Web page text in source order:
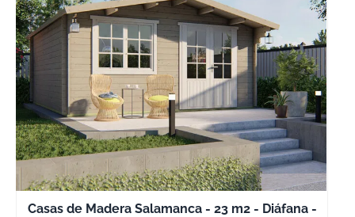
ambiente en las
que disfrutar de
la naturaleza y
del aire libre
todas las
comodidades
de cualquier
casa
convencional.
Hasta hace
décadas la
Casas de Madera Salamanca - 23 m2 - Diáfana -